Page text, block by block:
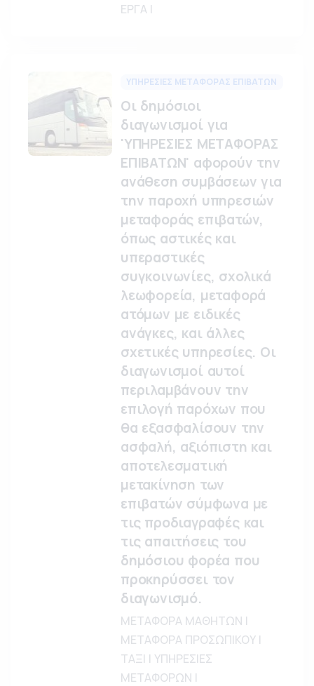
ΕΡΓΑ |
ΥΠΗΡΕΣΙΕΣ ΜΕΤΑΦΟΡΑΣ ΕΠΙΒΑΤΩΝ
Οι δημόσιοι
διαγωνισμοί για
'ΥΠΗΡΕΣΙΕΣ ΜΕΤΑΦΟΡΑΣ
ΕΠΙΒΑΤΩΝ' αφορούν την
ανάθεση συμβάσεων για
την παροχή υπηρεσιών
μεταφοράς επιβατών,
όπως αστικές και
υπεραστικές
συγκοινωνίες, σχολικά
λεωφορεία, μεταφορά
ατόμων με ειδικές
ανάγκες, και άλλες
σχετικές υπηρεσίες. Οι
διαγωνισμοί αυτοί
περιλαμβάνουν την
επιλογή παρόχων που
θα εξασφαλίσουν την
ασφαλή, αξιόπιστη και
αποτελεσματική
μετακίνηση των
επιβατών σύμφωνα με
τις προδιαγραφές και
τις απαιτήσεις του
δημόσιου φορέα που
προκηρύσσει τον
διαγωνισμό.
ΜΕΤΑΦΟΡΑ ΜΑΘΗΤΩΝ |
ΜΕΤΑΦΟΡΑ ΠΡΟΣΩΠΙΚΟΥ |
ΤΑΞΙ | ΥΠΗΡΕΣΙΕΣ
ΜΕΤΑΦΟΡΩΝ |